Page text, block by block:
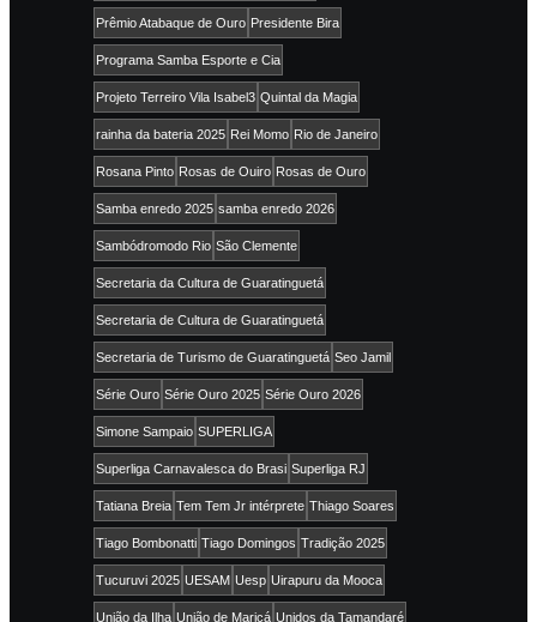
Prêmio Atabaque de Ouro Presidente Bira
Programa Samba Esporte e Cia
Projeto Terreiro Vila Isabel3 Quintal da Magia
rainha da bateria 2025 Rei Momo Rio de Janeiro
Rosana Pinto Rosas de Ouiro Rosas de Ouro
Samba enredo 2025 samba enredo 2026
Sambódromodo Rio São Clemente
Secretaria da Cultura de Guaratinguetá
Secretaria de Cultura de Guaratinguetá
Secretaria de Turismo de Guaratinguetá Seo Jamil
Série Ouro Série Ouro 2025 Série Ouro 2026
Simone Sampaio SUPERLIGA
Superliga Carnavalesca do Brasi Superliga RJ
Tatiana Breia Tem Tem Jr intérprete Thiago Soares
Tiago Bombonatti Tiago Domingos Tradição 2025
Tucuruvi 2025 UESAM Uesp Uirapuru da Mooca
União da Ilha União de Maricá Unidos da Tamandaré